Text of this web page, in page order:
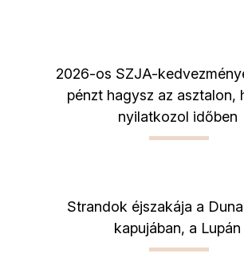
2026-os SZJA-
pénzt hagysz az asztalon,
nyilatkozol időben
Strandok éjszakája a
kapujában, a Lupán